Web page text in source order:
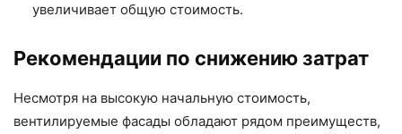
увеличивает общую стоимость.
Рекомендации по снижению затрат
Несмотря на высокую начальную стоимость,
вентилируемые фасады обладают рядом преимуществ,